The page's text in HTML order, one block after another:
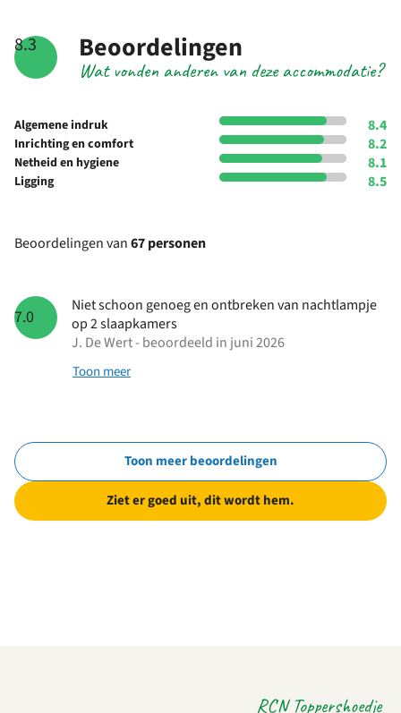
8.3
Wat vonden anderen van deze accommodatie?
Beoordelingen
Algemene indruk 8.4
Inrichting en comfort 8.2
Netheid en hygiene 8.1
Ligging 8.5
Beoordelingen van67 personen
7.0
Niet schoon genoeg en ontbreken van nachtlampje
op 2 slaapkamers
J. De Wert - beoordeeld in juni 2026
Toon meer
Toon meer beoordelingen
Ziet er goed uit, dit wordt hem.
RCN Toppershoedje